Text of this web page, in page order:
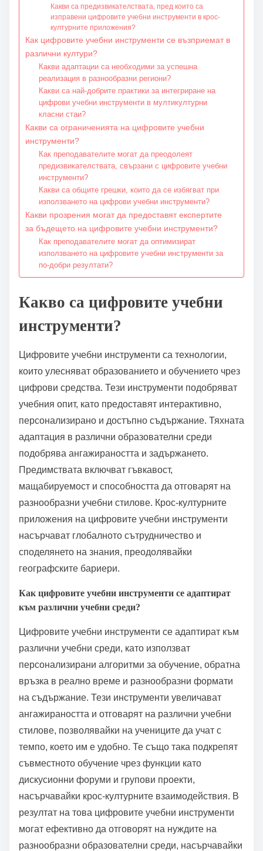
Какви са предизвикателствата, пред които са
изправени цифровите учебни инструменти в крос-
културните приложения?
Как цифровите учебни инструменти се възприемат в
различни култури?
Какви адаптации са необходими за успешна
реализация в разнообразни региони?
Какви са най-добрите практики за интегриране на
цифрови учебни инструменти в мултикултурни
класни стаи?
Какви са ограниченията на цифровите учебни
инструменти?
Как преподавателите могат да преодолеят
предизвикателствата, свързани с цифровите учебни
инструменти?
Какви са общите грешки, които да се избягват при
използването на цифрови учебни инструменти?
Какви прозрения могат да предоставят експертите
за бъдещето на цифровите учебни инструменти?
Как преподавателите могат да оптимизират
използването на цифровите учебни инструменти за
по-добри резултати?
Какво са цифровите учебни
инструменти?
Цифровите учебни инструменти са технологии,
които улесняват образованието и обучението чрез
цифрови средства. Тези инструменти подобряват
учебния опит, като предоставят интерактивно,
персонализирано и достъпно съдържание. Тяхната
адаптация в различни образователни среди
подобрява ангажираността и задържането.
Предимствата включват гъвкавост,
мащабируемост и способността да отговарят на
разнообразни учебни стилове. Крос-културните
приложения на цифровите учебни инструменти
насърчават глобалното сътрудничество и
споделянето на знания, преодолявайки
географските бариери.
Как цифровите учебни инструменти се адаптират
към различни учебни среди?
Цифровите учебни инструменти се адаптират към
различни учебни среди, като използват
персонализирани алгоритми за обучение, обратна
връзка в реално време и разнообразни формати
на съдържание. Тези инструменти увеличават
ангажираността и отговарят на различни учебни
стилове, позволявайки на учениците да учат с
темпо, което им е удобно. Те също така подкрепят
съвместното обучение чрез функции като
дискусионни форуми и групови проекти,
насърчавайки крос-културните взаимодействия. В
резултат на това цифровите учебни инструменти
могат ефективно да отговорят на нуждите на
разнообразни образователни среди, насърчавайки